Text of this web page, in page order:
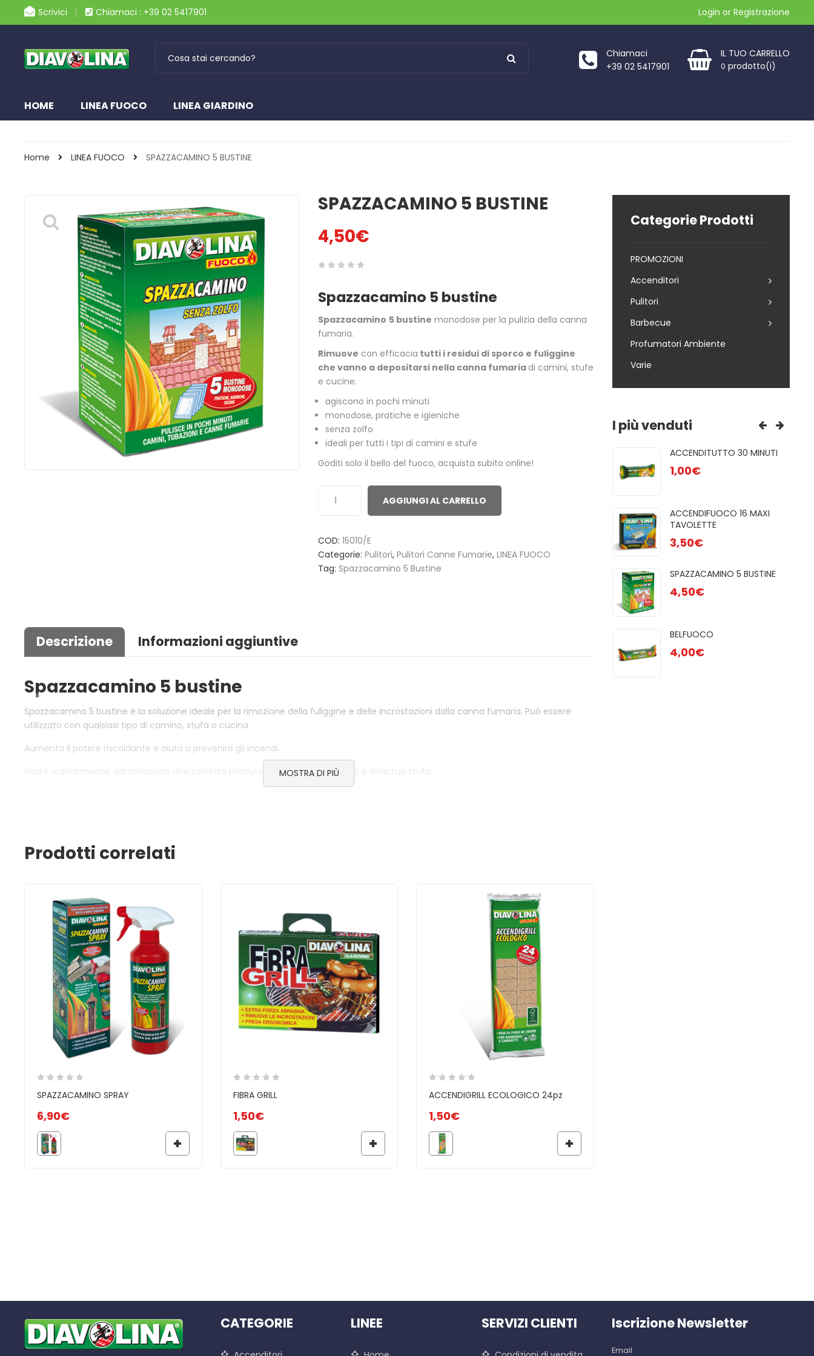
Scrivici Chiamaci : +39 02 5417901 Login or Registrazione
Chiamaci
+39 02 5417901
IL TUO CARRELLO
0 prodotto(i)
HOME LINEA FUOCO LINEA GIARDINO
Home LINEA FUOCO SPAZZACAMINO 5 BUSTINE
SPAZZACAMINO 5 BUSTINE
4,50€
out
of
based
on
customer
ratings
Spazzacamino 5 bustine
Spazzacamino 5 bustine monodose per la pulizia della canna
fumaria.
Rimuove con efficacia tutti i residui di sporco e fuliggine
che vanno a depositarsi nella canna fumaria di camini, stufe
e cucine.
agiscono in pochi minuti
monodose, pratiche e igieniche
senza zolfo
ideali per tutti i tipi di camini e stufe
Goditi solo il bello del fuoco, acquista subito online!
AGGIUNGI AL CARRELLO
COD:15010/E
Categorie:Pulitori,Pulitori Canne Fumarie,LINEA FUOCO
Tag:Spazzacamino 5 Bustine
Descrizione Informazioni aggiuntive
Spazzacamino 5 bustine
Spazzacamino 5 bustine è la soluzione ideale per la rimozione della fuliggine e delle incrostazioni dalla canna fumaria. Può essere
utilizzato con qualsiasi tipo di camino, stufa o cucina.
Aumenta il potere riscaldante e aiuta a prevenire gli incendi.
Usate regolarmente, garantiscono una corretta manutenzione del tuo camino e della tua stufa.
MOSTRA DI PIÙ
Prodotti correlati
SPAZZACAMINO SPRAY
6,90€
FIBRA GRILL
1,50€
ACCENDIGRILL ECOLOGICO 24pz
1,50€
Categorie Prodotti
PROMOZIONI
Accenditori
Pulitori
Barbecue
Profumatori Ambiente
Varie
I più venduti
1,00€
ACCENDIFUOCO 16 MAXI
3,50€
SPAZZACAMINO 5 BUSTINE
ACCENSIONI NATU ...
3,00
PULITORE STUFE A PELLET
ACCENDITUTTO 30 MINUTI
1,00€
ACCENDIFUOCO 16 MAXI
TAVOLETTE
3,50€
SPAZZACAMINO 5 BUSTINE
4,50€
BELFUOCO
4,00€
CATEGORIE LINEE SERVIZI CLIENTI Iscrizione Newsletter
Email